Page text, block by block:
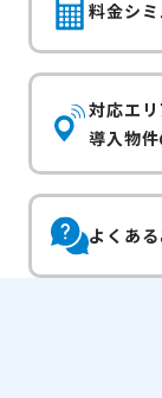
料金シ
対応エリ
導入物
よくあ